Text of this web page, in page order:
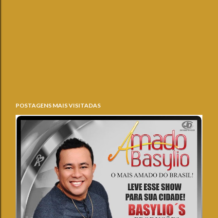
POSTAGENS MAIS VISITADAS